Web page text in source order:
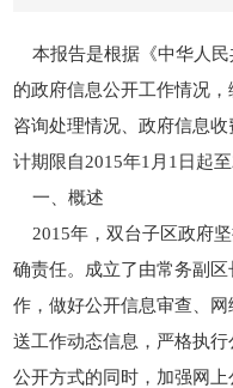
本报告是根据《中华人民
的政府信息公开工作情况
咨询处理情况、政府信息
计期限自2015年1月1日起至
一、概述
2015年，双台子区政府坚
确责任。成立了由常务副
作，做好公开信息审查、
送工作动态信息，严格执
公开方式的同时，加强网